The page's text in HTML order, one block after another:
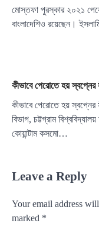
মোস্তফা পুরস্কার ২০২১
বাংলাদেশিও রয়েছেন।
কীভাবে পেরোতে হয় স্বপ্নের
কীভাবে পেরোতে হয়
বিভাগ, চট্টগ্রাম
কোয়ান্টাম কসমো…
Leave a Reply
Your email address
marked *